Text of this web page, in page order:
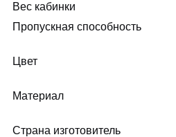
Вес кабинки
Пропускная способность
Цвет
Материал
Страна изготовитель